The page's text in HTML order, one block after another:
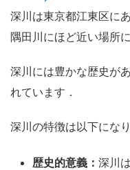
深川は東京都江東区に
隅田川にほど近い場所
深川には豊かな歴史が
れています．
深川の特徴は以下にな
歴史的意義： 深川